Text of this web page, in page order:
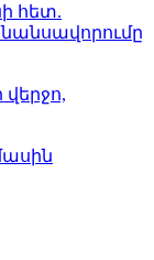
հետ.
վերջո,